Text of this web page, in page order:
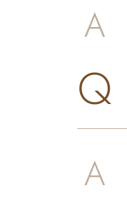
A
Q
A